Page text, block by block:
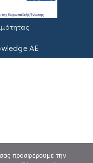
AE
προσφέρουμε την